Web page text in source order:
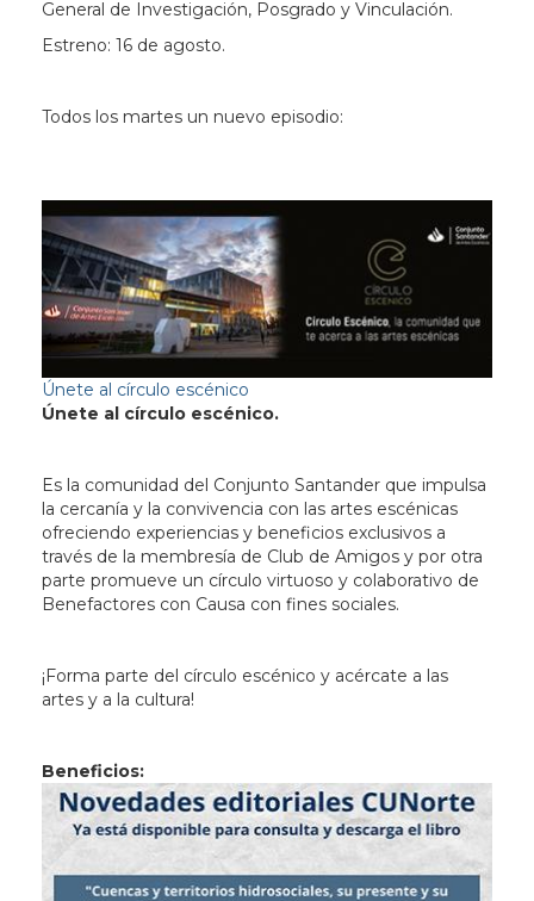
General de Investigación, Posgrado y Vinculación.
Estreno: 16 de agosto.
Todos los martes un nuevo episodio:
Únete al círculo escénico
Únete al círculo escénico.
Es la comunidad del Conjunto Santander que impulsa
la cercanía y la convivencia con las artes escénicas
ofreciendo experiencias y beneficios exclusivos a
través de la membresía de Club de Amigos y por otra
parte promueve un círculo virtuoso y colaborativo de
Benefactores con Causa con fines sociales.
¡Forma parte del círculo escénico y acércate a las
artes y a la cultura!
Beneficios: